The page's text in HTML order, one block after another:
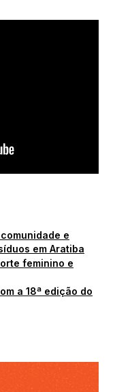
e
em Aratiba
feminino e
a 18ª edição do